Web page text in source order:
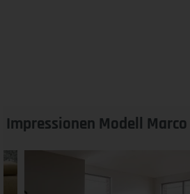
Impressionen Modell Marco